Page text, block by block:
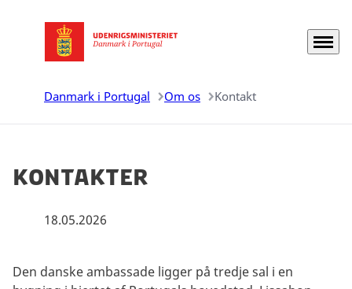
Gå til forsiden Menu
Danmark i Portugal Om os Kontakt
Kontakter
18.05.2026
Den danske ambassade ligger på tredje sal i en